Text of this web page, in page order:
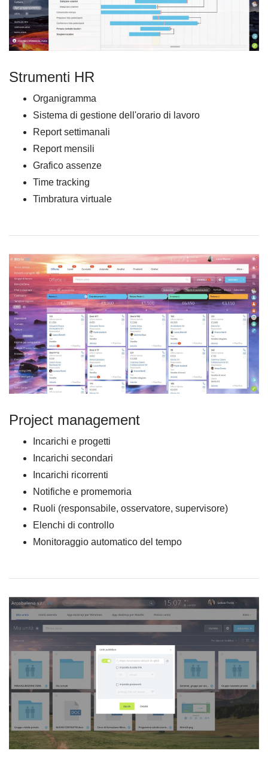
Strumenti HR
Organigramma
Sistema di gestione dell'orario di lavoro
Report settimanali
Report mensili
Grafico assenze
Time tracking
Timbratura virtuale
Project management
Incarichi e progetti
Incarichi secondari
Incarichi ricorrenti
Notifiche e promemoria
Ruoli (responsabile, osservatore, supervisore)
Elenchi di controllo
Monitoraggio automatico del tempo